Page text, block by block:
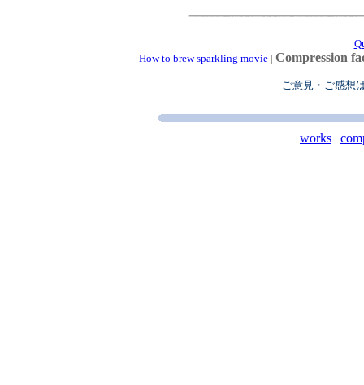
How to brew sparkling movie| Compression
ご意見・ご感想
works |